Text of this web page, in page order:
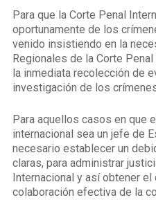
Para que la Corte Penal
oportunamente de los
venido insistiendo en la
Regionales de la Corte
la inmediata recolección de
investigación de los
Para aquellos casos en que
internacional sea un jefe de
necesario establecer un
claras, para administrar
Internacional y así obtener
colaboración efectiva de la